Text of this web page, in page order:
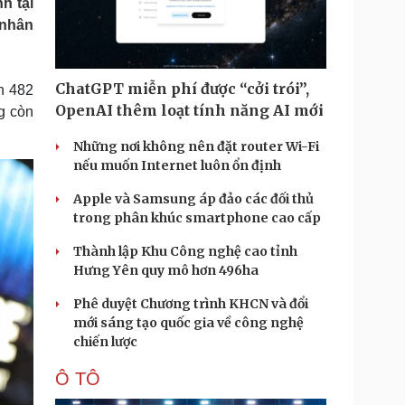
nghiệp 24h
nhân
Tin Công nghệ
Trải nghiệm
Chuyển đổi số
lịch
vấn
in
Podcast
Câu chuyện thời sự
Đọc truyện đêm khuya
Cửa sổ tình yêu
Hạt giống tâm hồn
tại
482
còn
ChatGPT miễn phí được “cởi trói”,
OpenAI thêm loạt tính năng AI mới
Những nơi không nên đặt router Wi-Fi
nếu muốn Internet luôn ổn định
Apple và Samsung áp đảo các đối thủ
trong phân khúc smartphone cao cấp
Thành lập Khu Công nghệ cao tỉnh
Hưng Yên quy mô hơn 496ha
Phê duyệt Chương trình KHCN và đổi
mới sáng tạo quốc gia về công nghệ
chiến lược
Ô TÔ